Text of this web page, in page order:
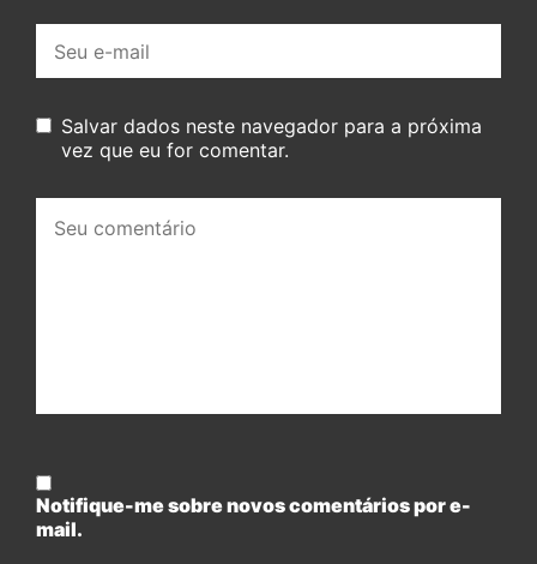
mail:
Salvar dados neste navegador para a próxima
vez que eu for comentar.
comentário:
Notifique-me sobre novos comentários por e-
mail.